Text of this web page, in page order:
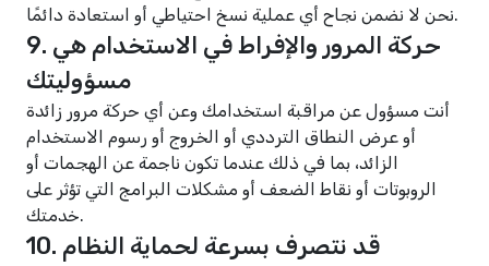
نحن لا نضمن نجاح أي عملية نسخ احتياطي أو استعادة دائمًا.
9. حركة المرور والإفراط في الاستخدام هي
مسؤوليتك
أنت مسؤول عن مراقبة استخدامك وعن أي حركة مرور زائدة
أو عرض النطاق الترددي أو الخروج أو رسوم الاستخدام
الزائد، بما في ذلك عندما تكون ناجمة عن الهجمات أو
الروبوتات أو نقاط الضعف أو مشكلات البرامج التي تؤثر على
خدمتك.
10. قد نتصرف بسرعة لحماية النظام